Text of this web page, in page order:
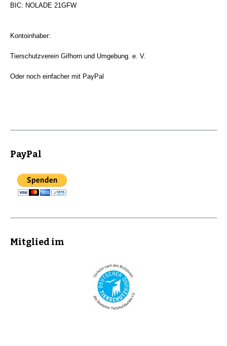
BIC: NOLADE 21GFW
Kontoinhaber:
Tierschutzverein Gifhorn und Umgebung. e. V.
Oder noch einfacher mit PayPal
PayPal
Mitglied im